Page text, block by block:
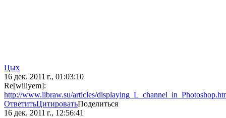
Цых
16 дек. 2011 г., 01:03:10
Re[willyem]:
http://www.libraw.su/articles/
ОтветитьЦитироватьПоделиться
16 дек. 2011 г., 12:56:41